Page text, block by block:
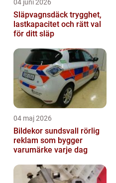
04 juni 2026
Släpvagnsdäck trygghet,
lastkapacitet och rätt val
för ditt släp
04 maj 2026
Bildekor sundsvall rörlig
reklam som bygger
varumärke varje dag